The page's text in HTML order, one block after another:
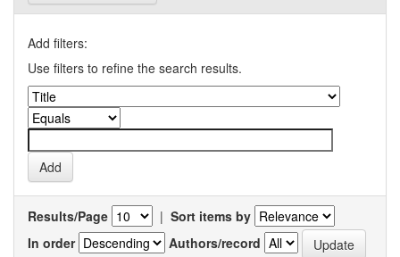
Add filters:
Use filters to refine the search results.
Results/Page | Sort items by
In order
Authors/record